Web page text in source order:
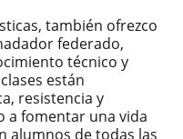
también ofrezco
federado,
técnico y
están
resistencia y
a fomentar una vida
alumnos de todas las